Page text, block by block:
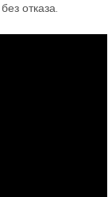
отказа.